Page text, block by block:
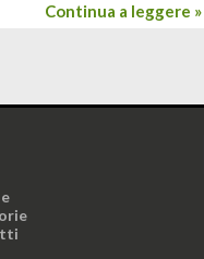
Continua a leggere »